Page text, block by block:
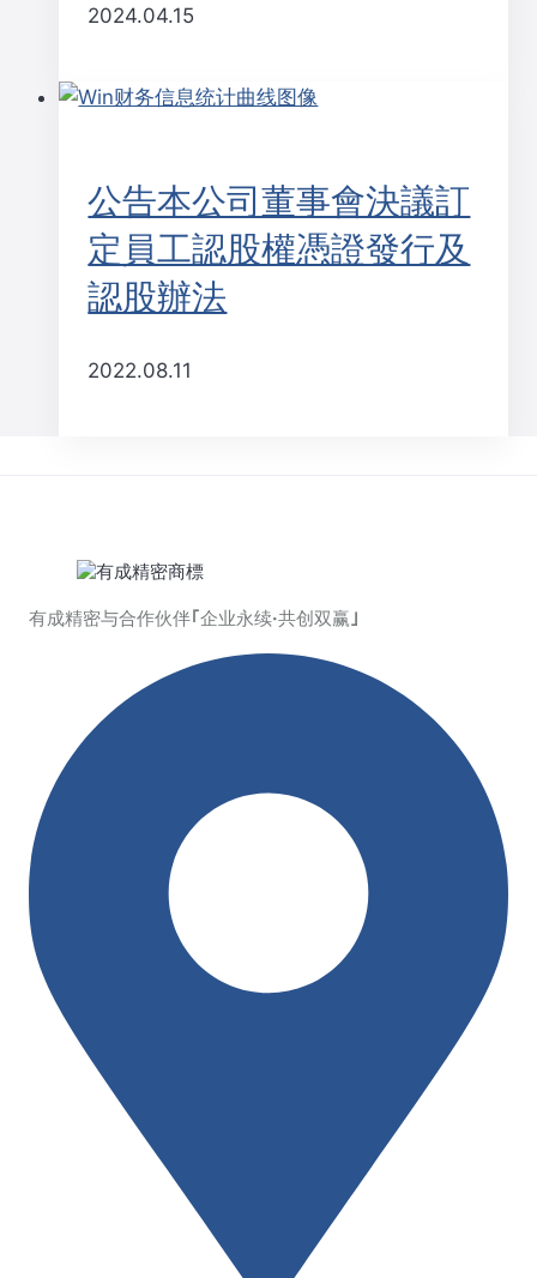
2024.04.15
公告本公司董事會決議訂
定員工認股權憑證發行及
認股辦法
2022.08.11
有成精密与合作伙伴｢企业永续·共创双赢｣